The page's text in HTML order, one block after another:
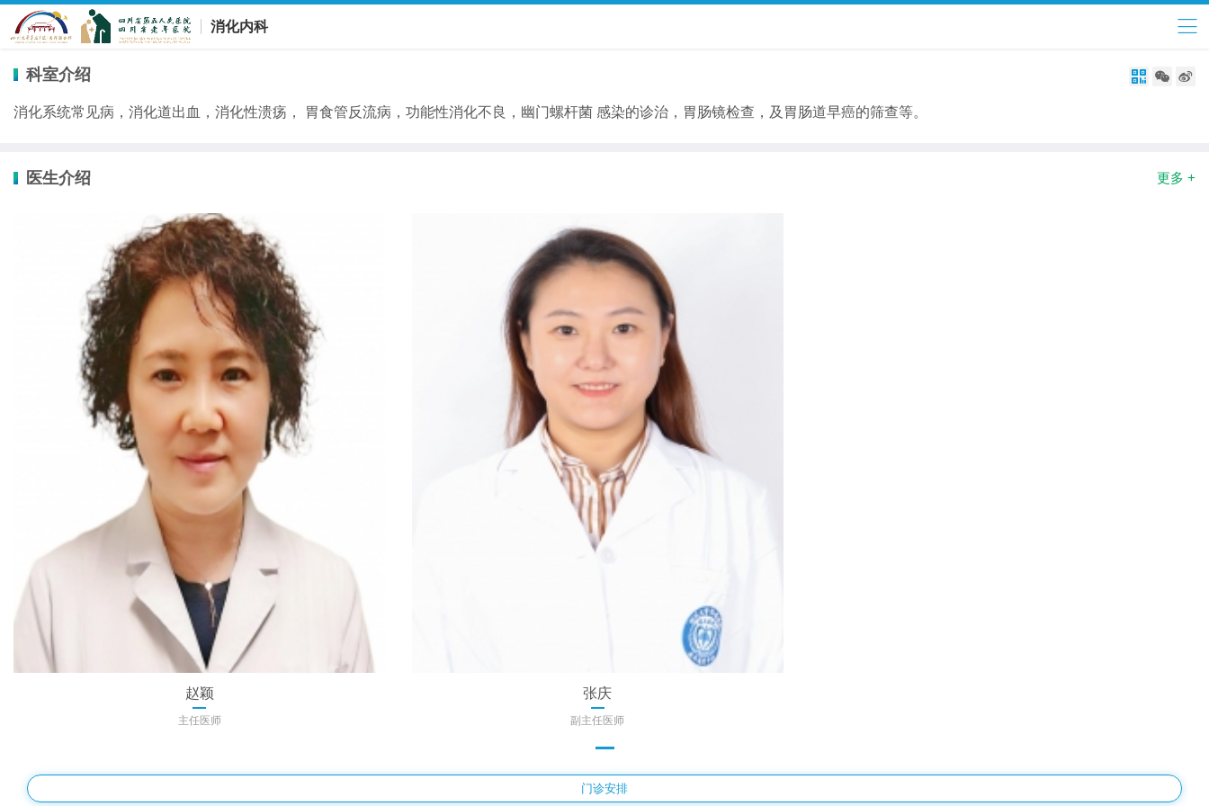
消化内科
科室介绍   
消化系统常见病，消化道出血，消化性溃疡， 胃食管反流病，功能性消化不良，幽门螺杆菌 感染的诊治，胃肠镜检查，及胃肠道早癌的筛查等。
医生介绍 更多 +
赵颖
主任医师
张庆
副主任医师
门诊安排